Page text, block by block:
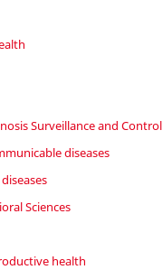
Surveillance and Control
diseases
Sciences
health